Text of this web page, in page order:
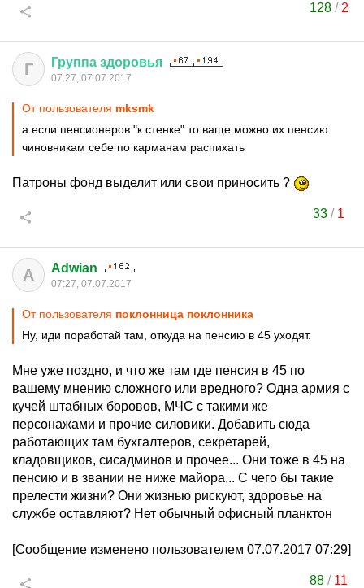
128/ 2
Г Группа здоровья
07:27, 07.07.2017
От пользователя mksmk
а если пенсионеров "к стенке" то ваще можно их пенсию
чиновникам себе по карманам распихать
Патроны фонд выделит или свои приносить ?
33 / 1
A Adwian
07:27, 07.07.2017
От пользователя поклонница поклонника
Ну, иди поработай там, откуда на пенсию в 45 уходят.
Мне уже поздно, и что же там где пенсия в 45 по
вашему мнению сложного или вредного? Одна армия с
кучей штабных боровов, МЧС с такими же
персонажами и прочие силовики. Добавить сюда
работающих там бухгалтеров, секретарей,
кладовщиков, сисадминов и прочее... Они тоже в 45 на
пенсию и в звании не ниже майора... С чего бы такие
прелести жизни? Они жизнью рискуют, здоровье на
службе оставляют? Нет обычный офисный планктон
[Сообщение изменено пользователем 07.07.2017 07:29]
88 / 11